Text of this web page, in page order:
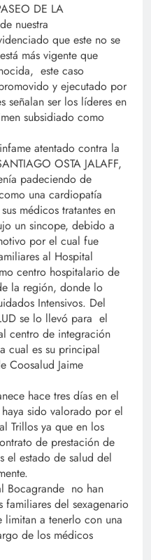
DE LA
nuestra
que este no se
más vigente que
este caso
y ejecutado por
señalan ser los líderes en
subsidiado como
atentado contra la
OSTA JALAFF,
padeciendo de
una cardiopatía
médicos tratantes en
un sincope, debido a
por el cual fue
al Hospital
centro hospitalario de
la región, donde lo
Intensivos. Del
se lo llevó para el
centro de integración
cual es su principal
Coosalud Jaime
hace tres días en el
sido valorado por el
Trillos ya que en los
de prestación de
el estado de salud del
Bocagrande no han
del sexagenario
a tenerlo con una
de los médicos